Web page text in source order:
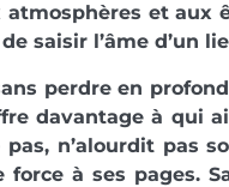
et aux
saisir l’âme d’un
perdre en
davantage à qui
n’alourdit pas
à ses pages.